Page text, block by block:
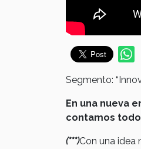
Segmento:
En una nueva
contamos
(***)Con una idea